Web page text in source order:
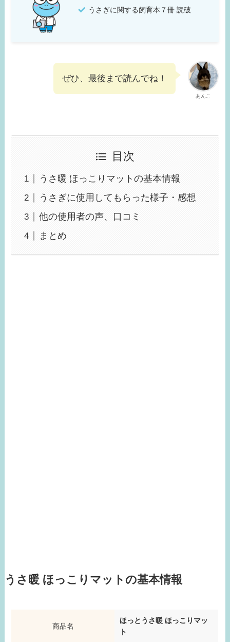
うさぎに関する飼育本７冊 読破
あんこ
ぜひ、最後まで読んでね！
目次
うさ暖 ほっこりマットの基本情報
うさぎに使用してもらった様子・感想
他の使用者の声、口コミ
まとめ
うさ暖 ほっこりマットの基本情報
商品名
ほっとうさ暖 ほっこりマッ
ト